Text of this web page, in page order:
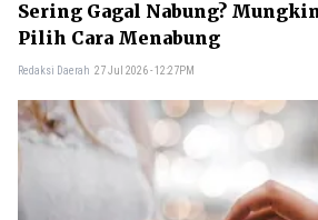
Sering Gagal Nabung?
Pilih Cara Menabung
Redaksi Daerah 27 Jul 2026 - 12:27PM